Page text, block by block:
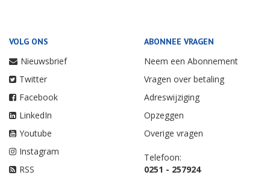
VOLG ONS
Nieuwsbrief
Twitter
Facebook
LinkedIn
Youtube
Instagram
RSS
ABONNEE VRAGEN
Neem een Abonnement
Vragen over betaling
Adreswijziging
Opzeggen
Overige vragen
Telefoon:
0251 - 257924